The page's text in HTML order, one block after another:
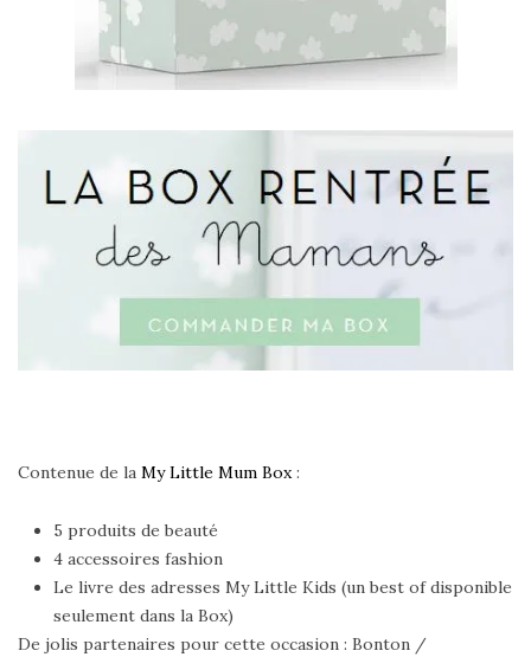
Contenue de la My Little Mum Box:
5 produits de beauté
4 accessoires fashion
Le livre des adresses My Little Kids (un best of disponible
seulement dans la Box)
De jolis partenaires pour cette occasion : Bonton /